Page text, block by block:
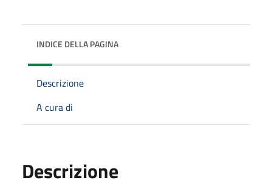
INDICE DELLA PAGINA
Descrizione
A cura di
Descrizione